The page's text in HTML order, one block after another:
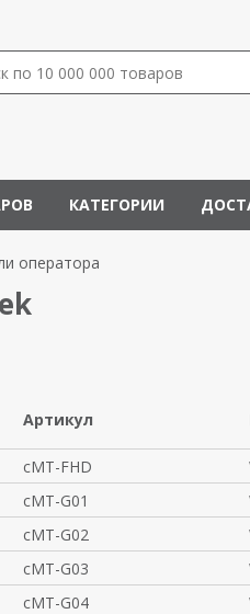
КАТЕГОРИИ
оператора
Артикул
cMT-FHD
cMT-G01
cMT-G02
cMT-G03
cMT-G04